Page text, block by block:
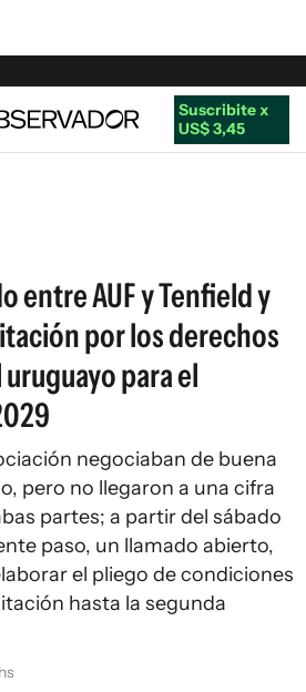
Suscribite x
US$ 3,45
entre AUF y Tenfield y
por los derechos
para el
negociaban de buena
pero no llegaron a una cifra
partes; a partir del sábado
paso, un llamado abierto,
el pliego de condiciones
hasta la segunda